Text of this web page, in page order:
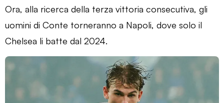
Ora, alla ricerca della terza vittoria consecutiva, gli
uomini di Conte torneranno a Napoli, dove solo il
Chelsea li batte dal 2024.